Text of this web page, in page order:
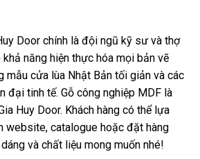
Door chính là đội ngũ kỹ sư và thợ
năng hiện thực hóa mọi bản vẽ
mẫu cửa lùa Nhật Bản tối giản và các
đại tinh tế. Gỗ công nghiệp MDF là
Huy Door. Khách hàng có thể lựa
website, catalogue hoặc đặt hàng
và chất liệu mong muốn nhé!